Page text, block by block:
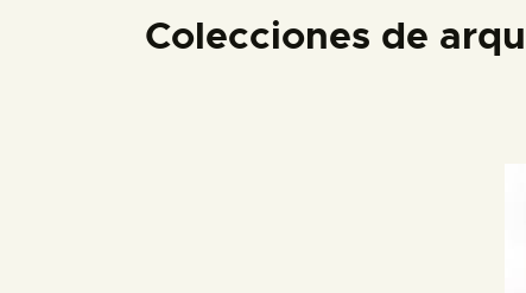
Colecciones de